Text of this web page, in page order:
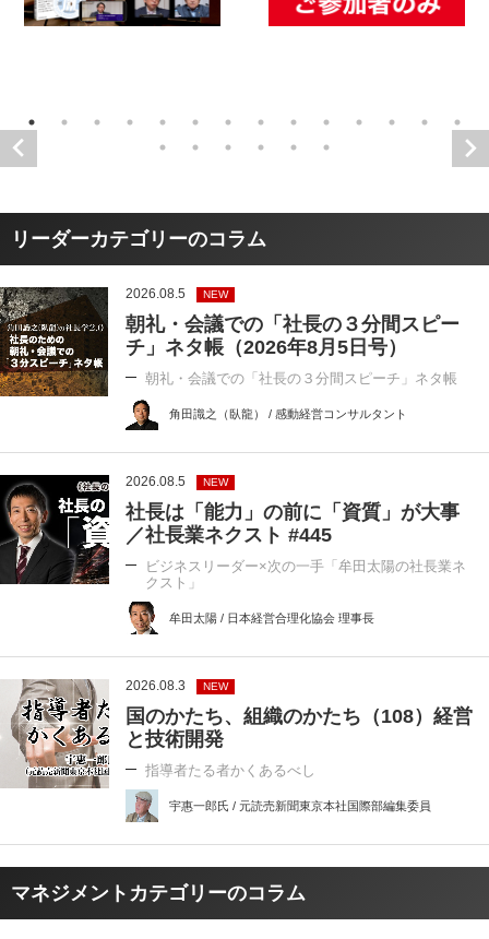
リーダーカテゴリーのコラム
2026.08.5 NEW
朝礼・会議での「社長の３分間スピー
チ」ネタ帳（2026年8月5日号）
朝礼・会議での「社長の３分間スピーチ」ネタ帳
角田識之（臥龍） / 感動経営コンサルタント
2026.08.5 NEW
社長は「能力」の前に「資質」が大事
／社長業ネクスト #445
ビジネスリーダー×次の一手「牟田太陽の社長業ネ
クスト」
牟田太陽 / 日本経営合理化協会 理事長
2026.08.3 NEW
国のかたち、組織のかたち（108）経営
と技術開発
指導者たる者かくあるべし
宇惠一郎氏 / 元読売新聞東京本社国際部編集委員
マネジメントカテゴリーのコラム